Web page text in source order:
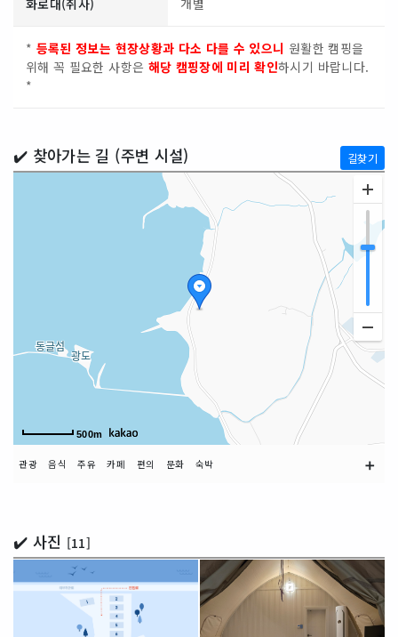
화로대(취사) 개별
* 등록된 정보는 현장상황과 다소 다를 수 있으니 원활한 캠핑을
위해 꼭 필요한 사항은 해당 캠핑장에 미리 확인하시기 바랍니다.
*
✔️ 찾아가는 길 (주변 시설) 길찾기
500m
관광 음식 주유 카페 편의 문화 숙박 ➕
✔️ 사진 [11]